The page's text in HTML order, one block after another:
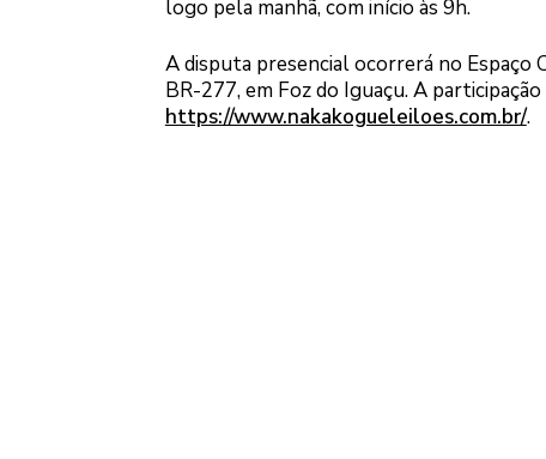
logo pela manhã, com início às 9h.
A disputa presencial ocorrerá no Espaço
BR-277, em Foz do Iguaçu. A participação
https://www.nakakogueleiloes.com.br/.